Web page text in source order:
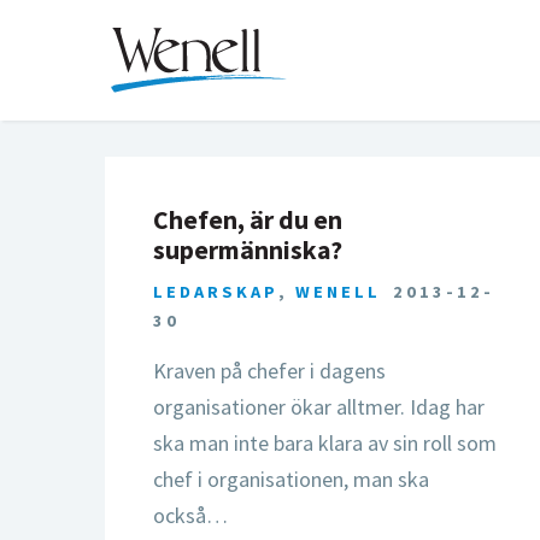
Chefen, är du en
supermänniska?
LEDARSKAP , WENELL
2013-12-
30
Kraven på chefer i dagens
organisationer ökar alltmer. Idag har
ska man inte bara klara av sin roll som
chef i organisationen, man ska
också…